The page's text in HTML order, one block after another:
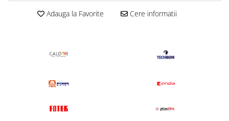
Adauga la Favorite Cere informatii